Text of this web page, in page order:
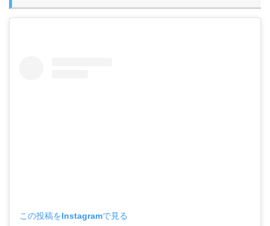
この投稿をInstagramで見る